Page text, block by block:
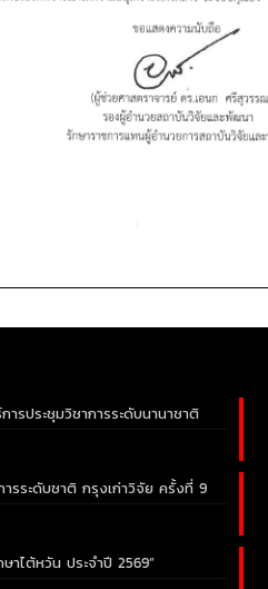
ารประชุมวิชาการระดับนานาชาติ
รระดับชาติ กรุงเก่าวิจัย ครั้งที่ 9
าไต้หวัน ประจำปี 2569”